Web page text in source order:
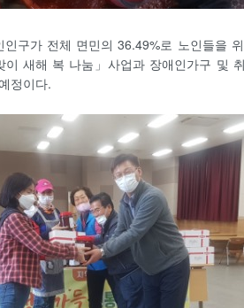
인구가 전체 면민의 36.49%로 노인들을
새해 복 나눔」사업과 장애인가구 및
정이다.